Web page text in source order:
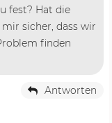
fest? Hat die
sicher, dass wir
finden
Antworten